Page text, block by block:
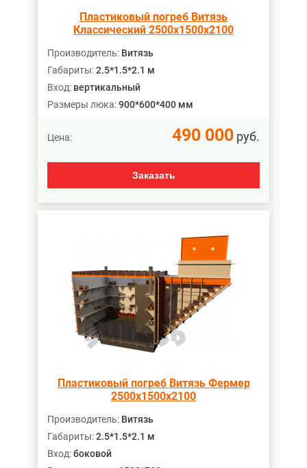
Пластиковый погреб Витязь
Классический 2500х1500х2100
Производитель: Витязь
Габариты:2.5*1.5*2.1 м
Вход: вертикальный
Размеры люка:900*600*400 мм
Цена: 490 000 руб.
Заказать
Пластиковый погреб Витязь Фермер
2500х1500х2100
Производитель: Витязь
Габариты:2.5*1.5*2.1 м
Вход:боковой